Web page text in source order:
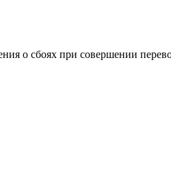
о сбоях при совершении